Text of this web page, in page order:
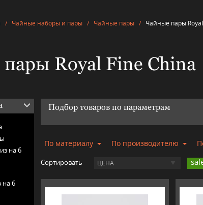
/ Чайные наборы и пары / Чайные пары / Чайные пары
Royal Fine China
на 6
на 6
Подбор товаров по параметрам
По материалу По производителю
Сортировать ЦЕНА